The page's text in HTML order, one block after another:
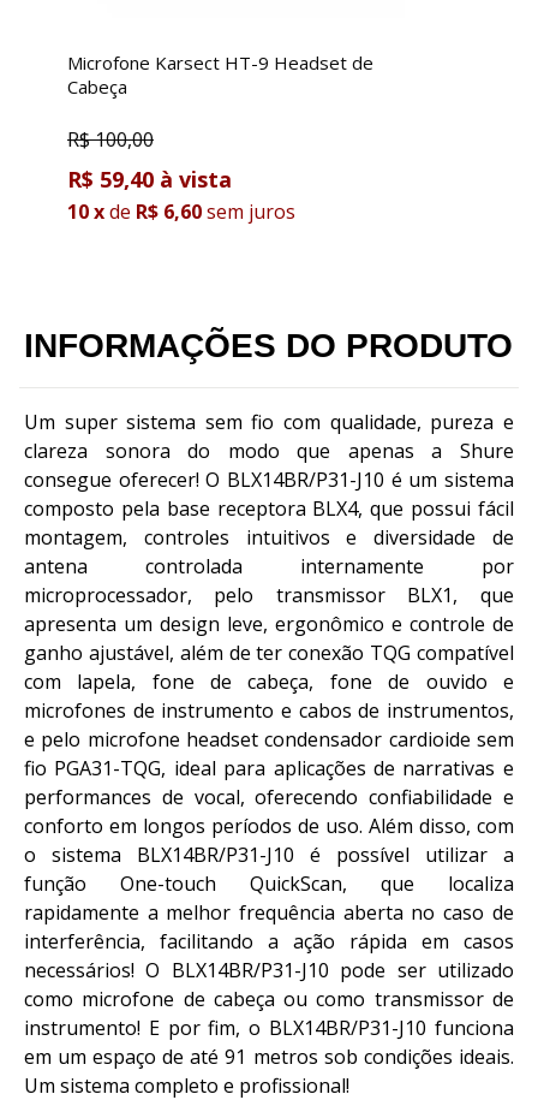
Microfone Karsect HT-9 Headset de
Cabeça
R$100,00
R$ 59,40
10xde R$ 6,60sem juros
INFORMAÇÕES DO PRODUTO
Um super sistema sem fio com qualidade, pureza e
clareza sonora do modo que apenas a Shure
consegue oferecer! O BLX14BR/P31-J10 é um sistema
composto pela base receptora BLX4, que possui fácil
montagem, controles intuitivos e diversidade de
antena controlada internamente por
microprocessador, pelo transmissor BLX1, que
apresenta um design leve, ergonômico e controle de
ganho ajustável, além de ter conexão TQG compatível
com lapela, fone de cabeça, fone de ouvido e
microfones de instrumento e cabos de instrumentos,
e pelo microfone headset condensador cardioide sem
fio PGA31-TQG, ideal para aplicações de narrativas e
performances de vocal, oferecendo confiabilidade e
conforto em longos períodos de uso. Além disso, com
o sistema BLX14BR/P31-J10 é possível utilizar a
função One-touch QuickScan, que localiza
rapidamente a melhor frequência aberta no caso de
interferência, facilitando a ação rápida em casos
necessários! O BLX14BR/P31-J10 pode ser utilizado
como microfone de cabeça ou como transmissor de
instrumento! E por fim, o BLX14BR/P31-J10 funciona
em um espaço de até 91 metros sob condições ideais.
Um sistema completo e profissional!